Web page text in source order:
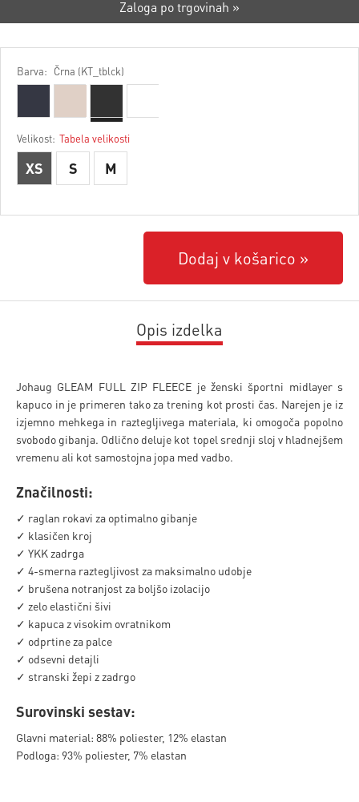
Zaloga po trgovinah »
Barva: Črna (KT_tblck)
Velikost: Tabela velikosti
XS S M
Dodaj v košarico
Opis izdelka
Johaug GLEAM FULL ZIP FLEECE je ženski športni midlayer s
kapuco in je primeren tako za trening kot prosti čas. Narejen je iz
izjemno mehkega in raztegljivega materiala, ki omogoča popolno
svobodo gibanja. Odlično deluje kot topel srednji sloj v hladnejšem
vremenu ali kot samostojna jopa med vadbo.
Značilnosti:
✓ raglan rokavi za optimalno gibanje
✓ klasičen kroj
✓ YKK zadrga
✓ 4-smerna raztegljivost za maksimalno udobje
✓ brušena notranjost za boljšo izolacijo
✓ zelo elastični šivi
✓ kapuca z visokim ovratnikom
✓ odprtine za palce
✓ odsevni detajli
✓ stranski žepi z zadrgo
Surovinski sestav:
Glavni material: 88% poliester, 12% elastan
Podloga: 93% poliester, 7% elastan